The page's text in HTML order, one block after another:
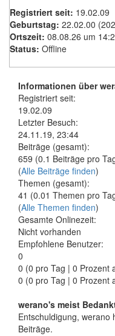
Registriert seit: 19.02.09
Geburtstag: 22.02.00
Ortszeit: 08.08.26 um
Status: Offline
Informationen über
Registriert seit:
19.02.09
Letzter Besuch:
24.11.19, 23:44
Beiträge (gesamt):
659 (0.1 Beiträge pro
(Alle Beiträge finden)
Themen (gesamt):
41 (0.01 Themen pro
(Alle Themen finden)
Gesamte Onlinezeit:
Nicht vorhanden
Empfohlene Benutzer:
0
0 (0 pro Tag | 0 Prozent
0 (0 pro Tag | 0 Prozent
werano's meist
Entschuldigung, werano
Beiträge.